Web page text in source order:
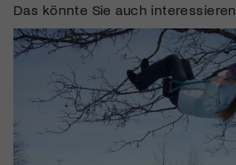
Das könnte Sie auch interessieren